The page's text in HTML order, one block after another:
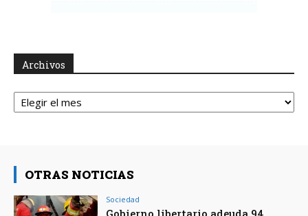
Archivos
Archivos
OTRAS NOTICIAS
Sociedad
Gobierno libertario adeuda 94